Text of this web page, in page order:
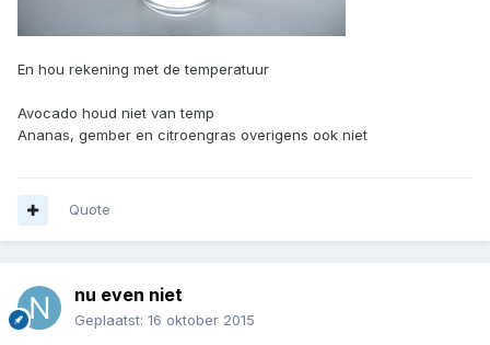
En hou rekening met de temperatuur
Avocado houd niet van temp
Ananas, gember en citroengras overigens ook niet
Quote
nu even niet
Geplaatst: 16 oktober 2015